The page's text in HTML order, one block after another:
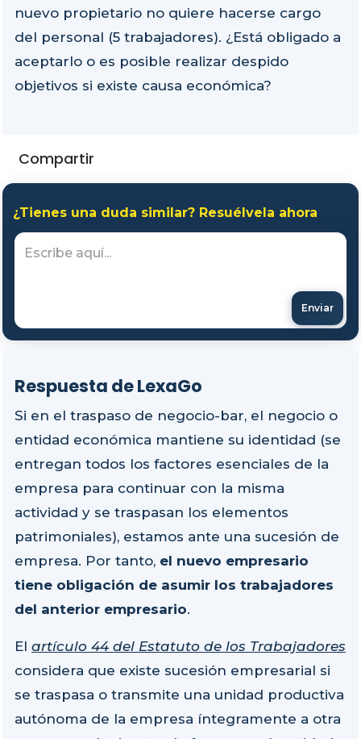
nuevo propietario no quiere hacerse cargo
del personal (5 trabajadores). ¿Está obligado a
aceptarlo o es posible realizar despido
objetivos si existe causa económica?
Compartir
¿Tienes una duda similar? Resuélvela ahora
Enviar
Respuesta de LexaGo
Si en el traspaso de negocio-bar, el negocio o
entidad económica mantiene su identidad (se
entregan todos los factores esenciales de la
empresa para continuar con la misma
actividad y se traspasan los elementos
patrimoniales), estamos ante una sucesión de
empresa. Por tanto, el nuevo empresario
tiene obligación de asumir los trabajadores
del anterior empresario.
El artículo 44 del Estatuto de los Trabajadores
considera que existe sucesión empresarial si
se traspasa o transmite una unidad productiva
autónoma de la empresa íntegramente a otra